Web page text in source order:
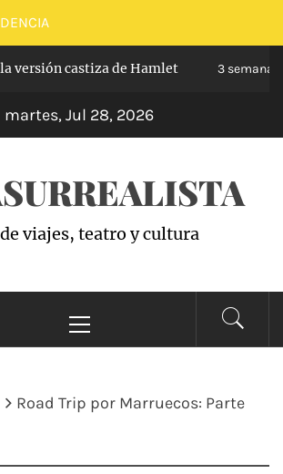
versión castiza de Hamlet 3 semanas
martes, Jul 28, 2026
viajes, teatro y cultura
principal
Road Trip por Marruecos: Parte